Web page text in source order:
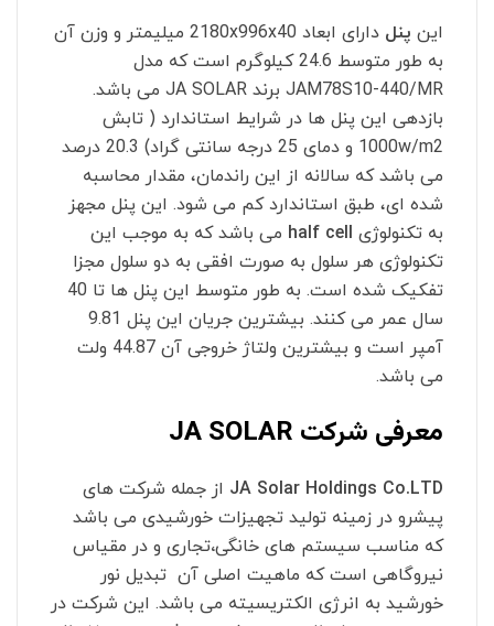
این پنل
دارای ابعاد 2180x996x40 میلیمتر و وزن آن
به طور متوسط 24.6 کیلوگرم است که مدل
JAM78S10-440/MR برند JA SOLAR می باشد.
بازدهی این پنل ها در شرایط استاندارد ( تابش
1000w/m2 و دمای 25 درجه سانتی گراد) 20.3 درصد
می باشد که سالانه از این راندمان، مقدار محاسبه
شده ای، طبق استاندارد کم می شود. این پنل مجهز
به تکنولوژی half cell می باشد که به موجب این
تکنولوژی هر سلول به صورت افقی به دو سلول مجزا
تفکیک شده است. به طور متوسط این پنل ها تا 40
سال عمر می کنند. بیشترین جریان این پنل 9.81
آمپر است و بیشترین ولتاژ خروجی آن 44.87 ولت
می باشد.
معرفی شرکت JA SOLAR
JA Solar Holdings Co.LTD از جمله شرکت های
پیشرو در زمینه تولید تجهیزات خورشیدی می باشد
که مناسب سیستم های خانگی،تجاری و در مقیاس
نیروگاهی است که ماهیت اصلی آن تبدیل نور
خورشید به انرژی الکتریسیته می باشد. این شرکت در